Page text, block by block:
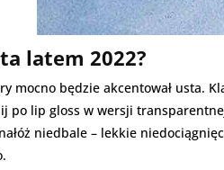
latem 2022?
mocno będzie akcentował usta.
po lip gloss w wersji
niedbale – lekkie